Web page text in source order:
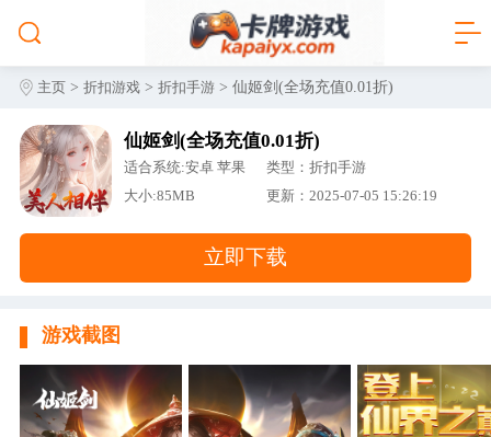
主页 >折扣游戏 >折扣手游 > 仙姬剑(全场充值0.01折)
仙姬剑(全场充值0.01折)
适合系统:安卓 苹果
类型：折扣手游
大小:85MB
更新：2025-07-05 15:26:19
立即下载
游戏截图